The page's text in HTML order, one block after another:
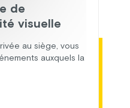
de
visuelle
au siège, vous
auxquels la